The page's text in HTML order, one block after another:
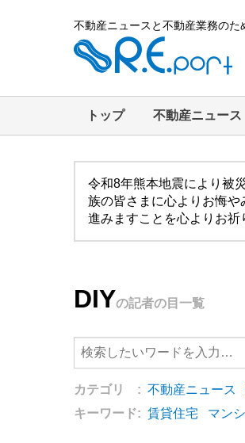
不動産ニュースと不動産業務のた
トップ 不動産ニュース
令和8年熊本地震により被
族の皆さまに心よりお悔
進みますことを心よりお祈
DIYの記者の目一覧
カテゴリ : 不動産ニュース
キーワード: 賃貸住宅 マン